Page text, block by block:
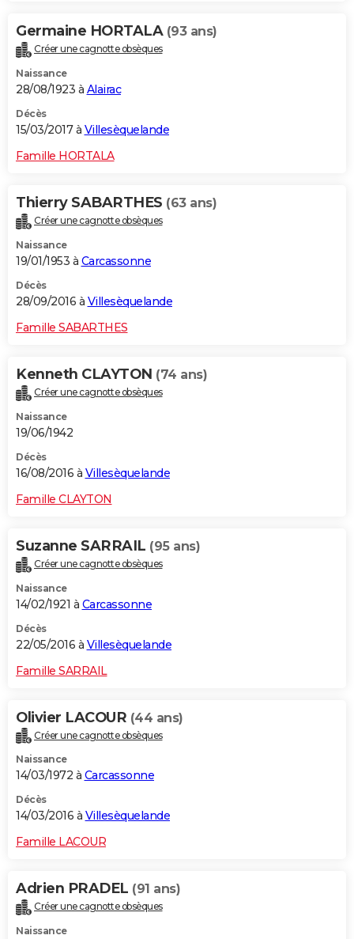
Germaine HORTALA (93 ans)
Créer une cagnotte obsèques
Naissance
28/08/1923 à Alairac
Décès
15/03/2017 à Villesèquelande
Famille HORTALA
Thierry SABARTHES (63 ans)
Créer une cagnotte obsèques
Naissance
19/01/1953 à Carcassonne
Décès
28/09/2016 à Villesèquelande
Famille SABARTHES
Kenneth CLAYTON (74 ans)
Créer une cagnotte obsèques
Naissance
19/06/1942
Décès
16/08/2016 à Villesèquelande
Famille CLAYTON
Suzanne SARRAIL (95 ans)
Créer une cagnotte obsèques
Naissance
14/02/1921 à Carcassonne
Décès
22/05/2016 à Villesèquelande
Famille SARRAIL
Olivier LACOUR (44 ans)
Créer une cagnotte obsèques
Naissance
14/03/1972 à Carcassonne
Décès
14/03/2016 à Villesèquelande
Famille LACOUR
Adrien PRADEL (91 ans)
Créer une cagnotte obsèques
Naissance